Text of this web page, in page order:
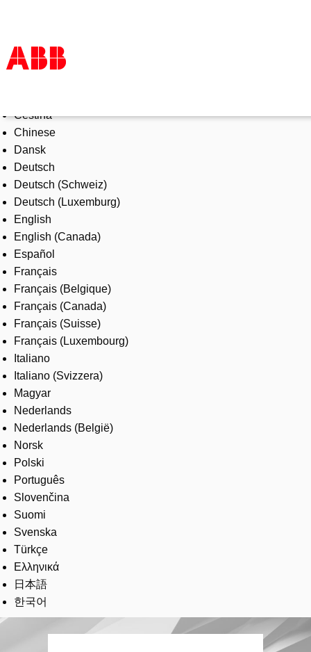
Products & Solutions
Industries
Services
About us
Where to buy
Contact us
Careers
Čeština
Chinese
Dansk
Deutsch
Deutsch (Schweiz)
Deutsch (Luxemburg)
English
English (Canada)
Español
Français
Français (Belgique)
Français (Canada)
Français (Suisse)
Français (Luxembourg)
Italiano
Italiano (Svizzera)
Magyar
Nederlands
Nederlands (België)
Norsk
Polski
Português
Slovenčina
Suomi
Svenska
Türkçe
Ελληνικά
日本語
한국어